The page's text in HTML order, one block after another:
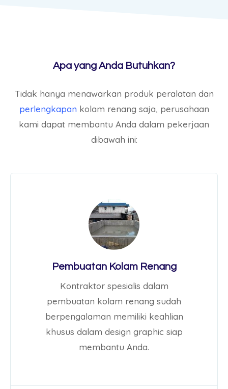
Apa yang Anda Butuhkan?
Tidak hanya menawarkan produk peralatan dan
perlengkapan kolam renang saja, perusahaan
kami dapat membantu Anda dalam pekerjaan
dibawah ini:
Pembuatan Kolam Renang
Kontraktor spesialis dalam
pembuatan kolam renang sudah
berpengalaman memiliki keahlian
khusus dalam design graphic siap
membantu Anda.